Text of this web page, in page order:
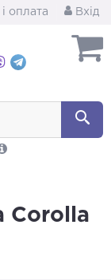
оплата Вхід
Corolla